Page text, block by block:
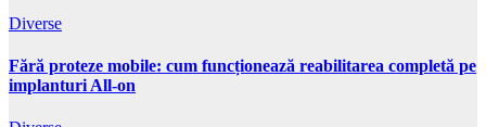
Diverse
Fără proteze mobile: cum funcționează reabilitarea completă pe
implanturi All-on